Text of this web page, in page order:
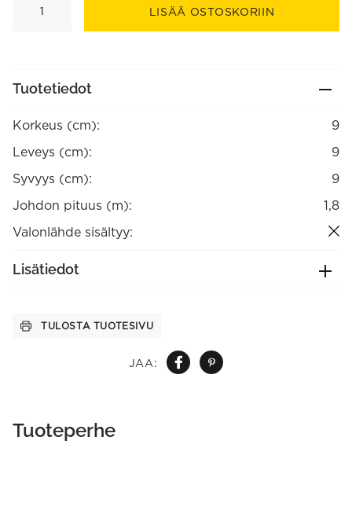
JAA:
kuutio
LISÄÄ OSTOSKORIIN
Tuotetiedot
Korkeus (cm):
9
Leveys (cm):
9
Syvyys (cm):
9
Johdon pituus (m):
1,8
Valonlähde sisältyy:
Lisätiedot
TULOSTA TUOTESIVU
Tuoteperhe